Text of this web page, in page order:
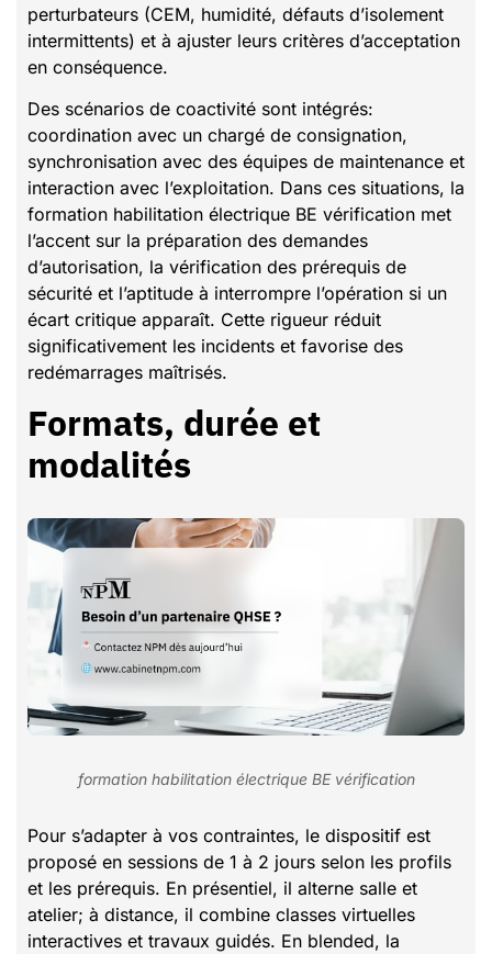
perturbateurs (CEM, humidité, défauts d’isolement
intermittents) et à ajuster leurs critères d’acceptation
en conséquence.
Des scénarios de coactivité sont intégrés:
coordination avec un chargé de consignation,
synchronisation avec des équipes de maintenance et
interaction avec l’exploitation. Dans ces situations, la
formation habilitation électrique BE vérification met
l’accent sur la préparation des demandes
d’autorisation, la vérification des prérequis de
sécurité et l’aptitude à interrompre l’opération si un
écart critique apparaît. Cette rigueur réduit
significativement les incidents et favorise des
redémarrages maîtrisés.
Formats, durée et
modalités
formation habilitation électrique BE vérification
Pour s’adapter à vos contraintes, le dispositif est
proposé en sessions de 1 à 2 jours selon les profils
et les prérequis. En présentiel, il alterne salle et
atelier; à distance, il combine classes virtuelles
interactives et travaux guidés. En blended, la